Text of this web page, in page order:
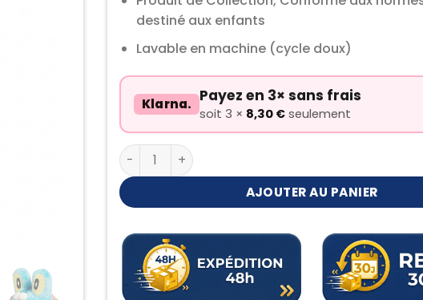
destiné aux enfants
Lavable en machine (cycle doux)
Klarna. Payez en 3× sans frais
soit 3 × 8,30 € seulement
quantité de Peluche Grenousse
AJOUTER AU PANIER